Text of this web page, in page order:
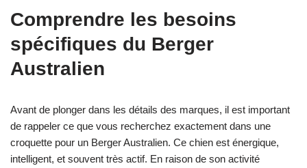
Comprendre les besoins
spécifiques du Berger
Australien
Avant de plonger dans les détails des marques, il est important
de rappeler ce que vous recherchez exactement dans une
croquette pour un Berger Australien. Ce chien est énergique,
intelligent, et souvent très actif. En raison de son activité